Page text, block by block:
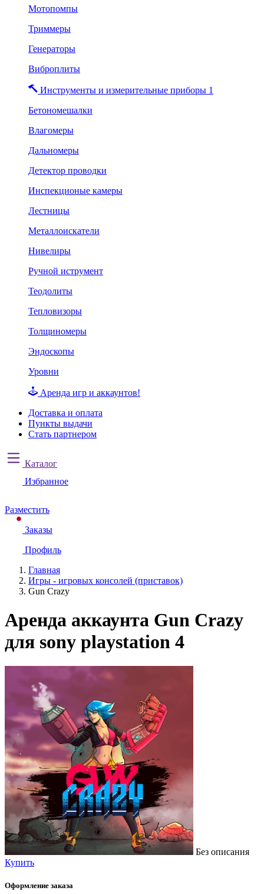
Мотопомпы
Триммеры
Генераторы
Виброплиты
Инструменты и измерительные приборы 1
Бетономешалки
Влагомеры
Дальномеры
Детектор проводки
Инспекционые камеры
Лестницы
Металлоискатели
Нивелиры
Ручной иструмент
Теодолиты
Тепловизоры
Толщиномеры
Эндоскопы
Уровни
Аренда игр и аккаунтов!
Доставка и оплата
Пункты выдачи
Стать партнером
Каталог
Избранное
Разместить
Заказы
Профиль
Главная
Игры - игровых консолей (приставок)
Gun Crazy
Аренда аккаунта Gun Crazy
для sony playstation 4
Без описания
Купить
Оформление заказа